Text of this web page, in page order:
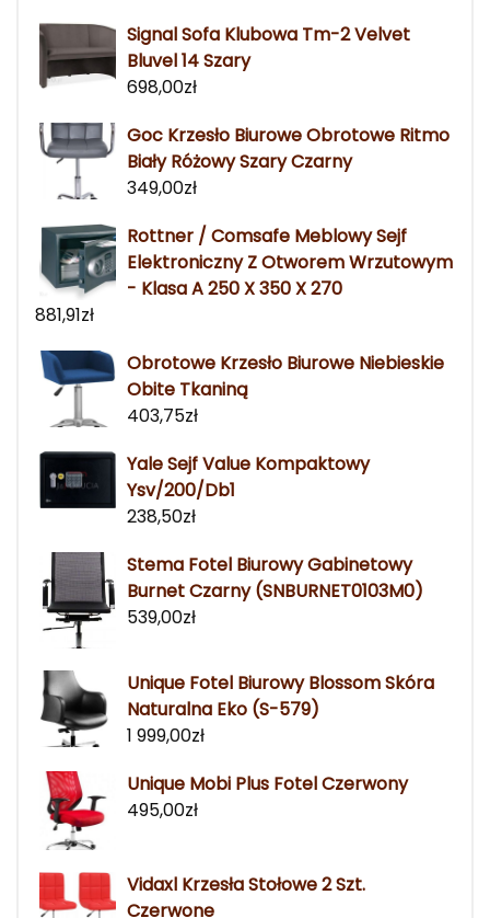
Signal Sofa Klubowa Tm-2 Velvet
Bluvel 14 Szary
698,00zł
Goc Krzesło Biurowe Obrotowe Ritmo
Biały Różowy Szary Czarny
349,00zł
Rottner / Comsafe Meblowy Sejf
Elektroniczny Z Otworem Wrzutowym
- Klasa A 250 X 350 X 270
881,91zł
Obrotowe Krzesło Biurowe Niebieskie
Obite Tkaniną
403,75zł
Yale Sejf Value Kompaktowy
Ysv/200/Db1
238,50zł
Stema Fotel Biurowy Gabinetowy
Burnet Czarny (SNBURNET0103M0)
539,00zł
Unique Fotel Biurowy Blossom Skóra
Naturalna Eko (S-579)
1 999,00zł
Unique Mobi Plus Fotel Czerwony
495,00zł
Vidaxl Krzesła Stołowe 2 Szt.
Czerwone